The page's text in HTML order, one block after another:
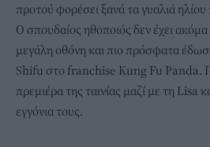
προτού φορέσει ξανά τα γυαλιά ηλίου
Ο σπουδαίος ηθοποιός δεν έχει
μεγάλη οθόνη και πιο πρόσφατα
Shifu στο franchise Kung Fu Panda.
πρεμιέρα της ταινίας μαζί με τη Lisa
εγγόνια τους.